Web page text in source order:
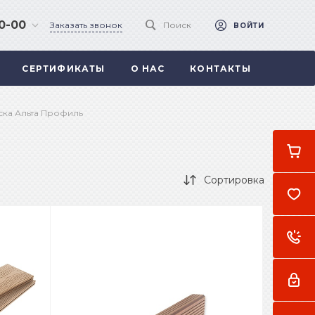
00 Заказать звонок Поиск ВОЙТИ
СЕРТИФИКАТЫ О НАС КОНТАКТЫ
Альта Профиль
Сортировка